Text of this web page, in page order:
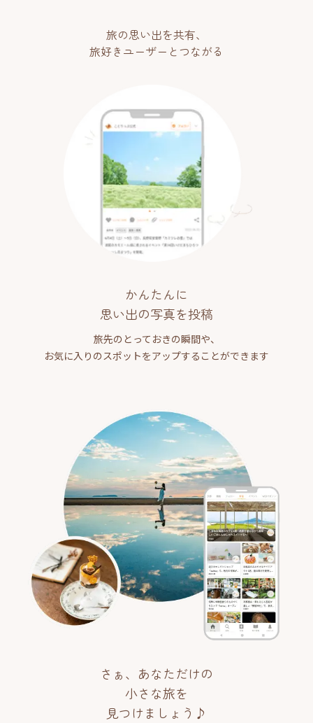
旅の思い出を共有、
旅好きユーザーとつながる
かんたんに
思い出の写真を投稿
旅先のとっておきの瞬間や、
お気に入りのスポットをアップすることができます
さぁ、あなただけの
小さな旅を
見つけましょう♪